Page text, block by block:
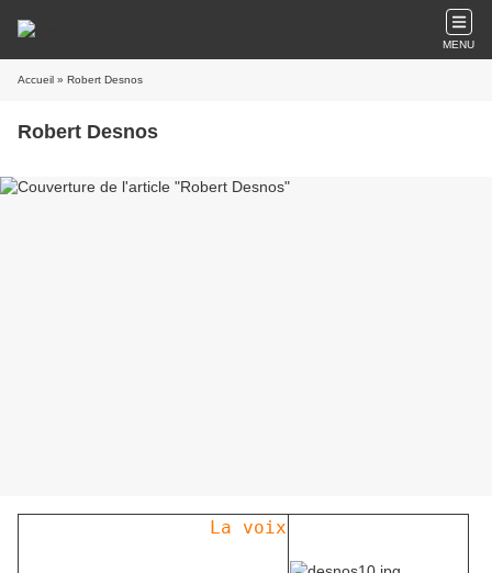
MENU
Accueil » Robert Desnos
Robert Desnos
La voix